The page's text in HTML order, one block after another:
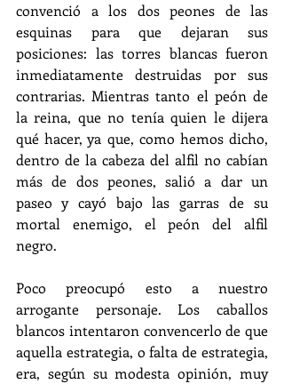
convenció a los dos peones de las
esquinas para que dejaran sus
posiciones: las torres blancas fueron
inmediatamente destruidas por sus
contrarias. Mientras tanto el peón de
la reina, que no tenía quien le dijera
qué hacer, ya que, como hemos dicho,
dentro de la cabeza del alfil no cabían
más de dos peones, salió a dar un
paseo y cayó bajo las garras de su
mortal enemigo, el peón del alfil
negro.
Poco preocupó esto a nuestro
arrogante personaje. Los caballos
blancos intentaron convencerlo de que
aquella estrategia, o falta de estrategia,
era, según su modesta opinión, muy